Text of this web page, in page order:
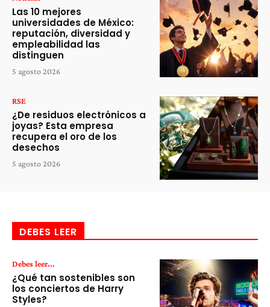
Las 10 mejores
universidades de México:
reputación, diversidad y
empleabilidad las
distinguen
5 agosto 2026
RSE
¿De residuos electrónicos a
joyas? Esta empresa
recupera el oro de los
desechos
5 agosto 2026
DEBES LEER
Debes leer...
¿Qué tan sostenibles son
los conciertos de Harry
Styles?